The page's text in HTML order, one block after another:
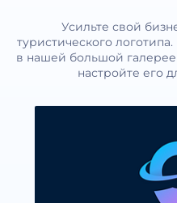
Усильте свой
туристического
в нашей большой галерее
настройте его